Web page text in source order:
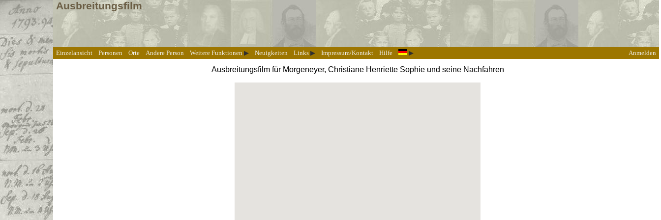
Ausbreitungsfilm
Einzelansicht Personen Orte Andere Person Weitere Funktionen Neuigkeiten Links Impressum/Kontakt Hilfe Anmelden
Ausbreitungsfilm für Morgeneyer, Christiane Henriette Sophie und seine Nachfahren